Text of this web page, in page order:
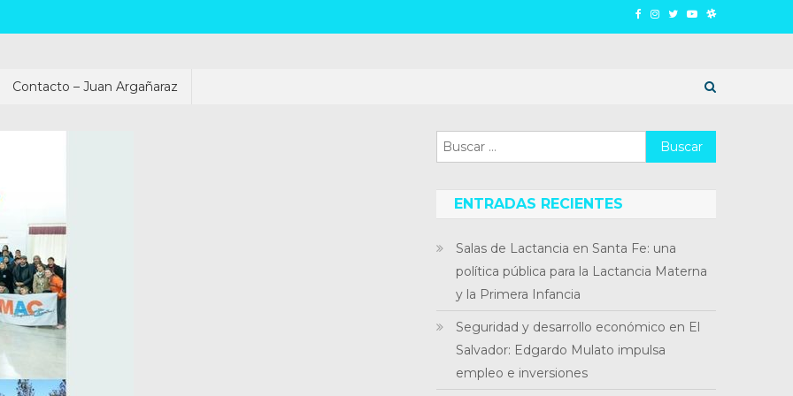
Contacto – Juan Argañaraz
Buscar:
ENTRADAS RECIENTES
Salas de Lactancia en Santa Fe: una
política pública para la Lactancia Materna
y la Primera Infancia
Seguridad y desarrollo económico en El
Salvador: Edgardo Mulato impulsa
empleo e inversiones